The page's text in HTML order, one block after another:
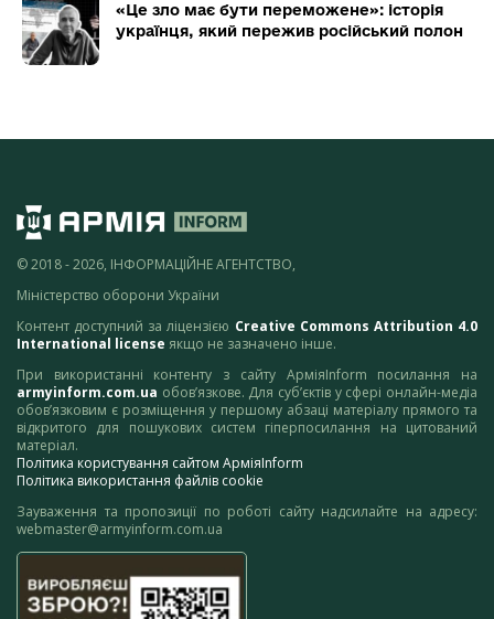
«Це зло має бути переможене»: історія
українця, який пережив російський полон
© 2018 - 2026, ІНФОРМАЦІЙНЕ АГЕНТСТВО,
Міністерство оборони України
Контент доступний за ліцензією Creative Commons Attribution 4.0
International license якщо не зазначено інше.
При використанні контенту з сайту АрміяInform посилання на
armyinform.com.ua обов’язкове. Для суб’єктів у сфері онлайн-медіа
обов’язковим є розміщення у першому абзаці матеріалу прямого та
відкритого для пошукових систем гіперпосилання на цитований
матеріал.
Політика користування сайтом АрміяInform
Політика використання файлів cookie
Зауваження та пропозиції по роботі сайту надсилайте на адресу:
webmaster@armyinform.com.ua